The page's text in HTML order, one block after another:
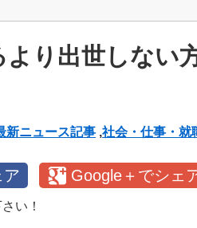
り出世しない
新ニュース記事 ,社会・仕事・就
ア Google＋でシェ
い！